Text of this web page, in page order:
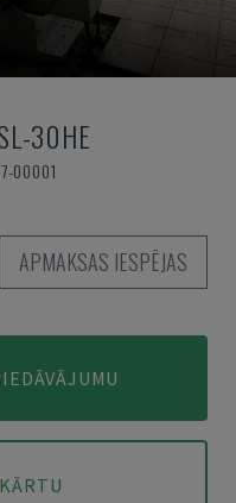
30HE
00001
APMAKSAS IESPĒJAS